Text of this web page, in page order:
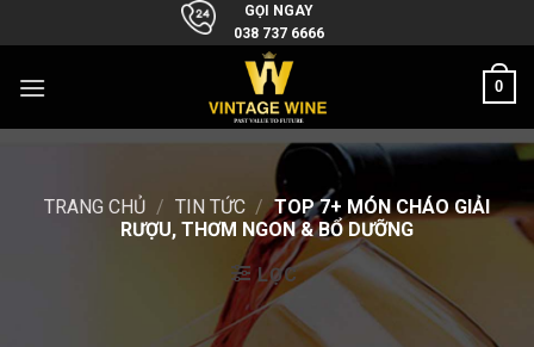
to
GỌI NGAY
038 737 6666
0
TRANG CHỦ / TIN TỨC / TOP 7+ MÓN CHÁO GIẢI
RƯỢU, THƠM NGON & BỔ DƯỠNG
LỌC